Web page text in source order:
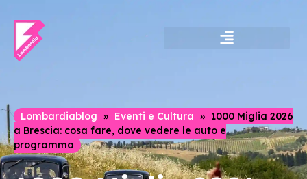
Lombardiablog » Eventi e Cultura » 1000 Miglia 2026
a Brescia: cosa fare, dove vedere le auto e
programma